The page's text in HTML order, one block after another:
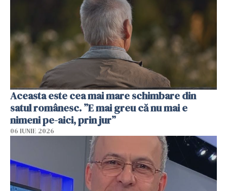
Aceasta este cea mai mare schimbare din
satul românesc. ”E mai greu că nu mai e
nimeni pe-aici, prin jur”
06 IUNIE 2026